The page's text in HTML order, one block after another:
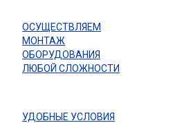
ОСУЩЕСТВЛЯЕМ
МОНТАЖ
ОБОРУДОВАНИЯ
ЛЮБОЙ СЛОЖНОСТИ
УДОБНЫЕ УСЛОВИЯ